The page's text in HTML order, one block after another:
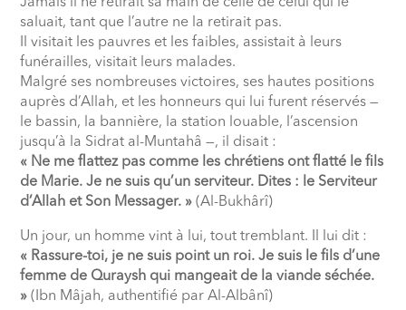
saluait, tant que l’autre ne la retirait pas.
Il visitait les pauvres et les faibles, assistait à leurs
funérailles, visitait leurs malades.
Malgré ses nombreuses victoires, ses hautes positions
auprès d’Allah, et les honneurs qui lui furent réservés —
le bassin, la bannière, la station louable, l’ascension
jusqu’à la Sidrat al-Muntahâ —, il disait :
« Ne me flattez pas comme les chrétiens ont flatté le fils
de Marie. Je ne suis qu’un serviteur. Dites : le Serviteur
d’Allah et Son Messager. » (Al-Bukhârî)
Un jour, un homme vint à lui, tout tremblant. Il lui dit :
« Rassure-toi, je ne suis point un roi. Je suis le fils d’une
femme de Quraysh qui mangeait de la viande séchée.
» (Ibn Mâjah, authentifié par Al-Albânî)